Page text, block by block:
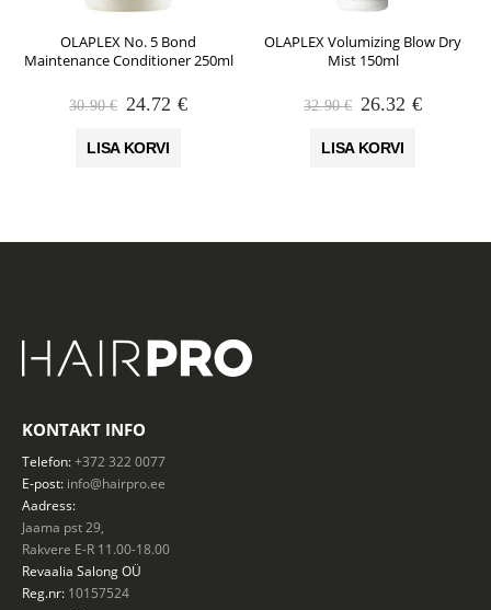
OLAPLEX No. 5 Bond
Maintenance Conditioner 250ml
30.90€ Algne
oli:
24.72 €Praegune
LISA KORVI
OLAPLEX Volumizing Blow Dry
Mist 150ml
32.90€ Algne
oli:
26.32 €
LISA KORVI
KONTAKT INFO
Telefon:+372 322 0077
E-post: info@hairpro.ee
Aadress:
Jaama pst 29,
Rakvere E-R 11.00-18.00
Revaalia SalongOÜ
Reg.nr: 10157524